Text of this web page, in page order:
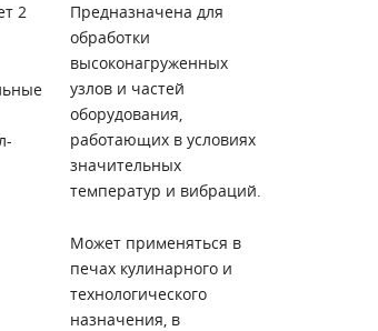
2
Предназначена для
обработки
высоконагруженных
узлов и частей
оборудования,
работающих в условиях
значительных
температур и вибраций.
Может применяться в
печах кулинарного и
технологического
назначения, в